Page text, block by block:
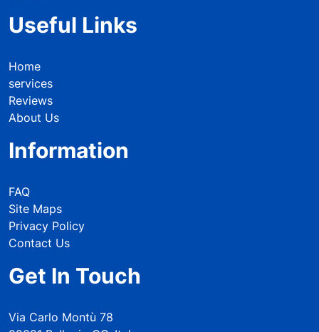
Useful Links
Home
services
Reviews
About Us
Information
FAQ
Site Maps
Privacy Policy
Contact Us
Get In Touch
Via Carlo Montù 78